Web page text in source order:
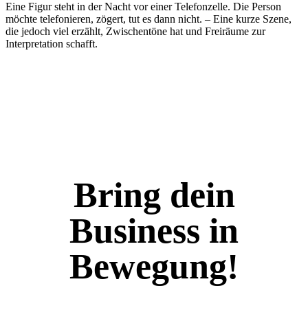
Eine Figur steht in der Nacht vor einer Telefonzelle. Die Person
möchte telefonieren, zögert, tut es dann nicht. – Eine kurze Szene,
die jedoch viel erzählt, Zwischentöne hat und Freiräume zur
Interpretation schafft.
Bring dein
Business in
Bewegung!